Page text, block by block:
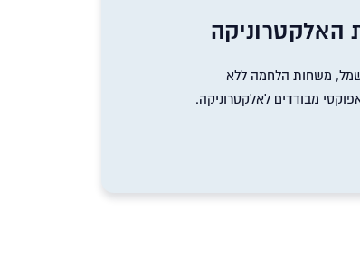
האלקטרוניקה
משחות הלחמה ללא
מבודדים לאלקטרוניקה.